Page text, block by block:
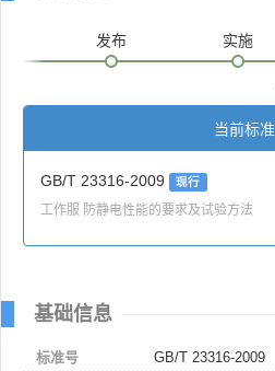
发布 实施
当前标准
GB/T 23316-2009 现行
工作服 防静电性能的要求及试验方法
基础信息
标准号
GB/T 23316-2009